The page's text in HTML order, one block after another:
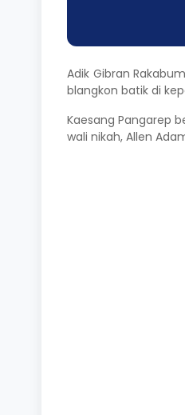
Adik Gibran
blangkon batik di
Kaesang Pangarep
wali nikah, Allen